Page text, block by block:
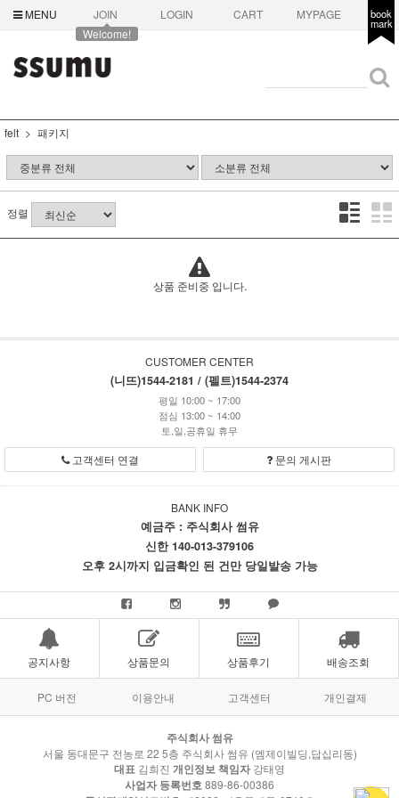
MENU
JOIN
Welcome!
LOGIN CART MYPAGE book
mark
felt 패키지
정렬
상품 준비중 입니다.
CUSTOMER CENTER
(니뜨)1544-2181 / (펠트)1544-2374
평일 10:00 ~ 17:00
점심 13:00 ~ 14:00
토,일,공휴일 휴무
고객센터 연결 문의 게시판
BANK INFO
예금주 : 주식회사 썸유
신한 140-013-379106
오후 2시까지 입금확인 된 건만 당일발송 가능
공지사항 상품문의 상품후기 배송조회
PC 버전 이용안내 고객센터 개인결제
주식회사 썸유
서울 동대문구 전농로 22 5층 주식회사 썸유 (엠제이빌딩,답십리동)
대표 김희진 개인정보 책임자 강태영
사업자 등록번호889-86-00386